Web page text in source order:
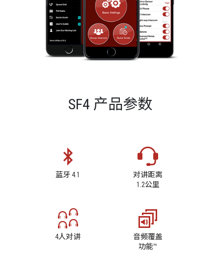
SF4 产品参数
蓝牙 4.1
对讲距离
1.2公里
4人对讲
音频覆盖
功能™